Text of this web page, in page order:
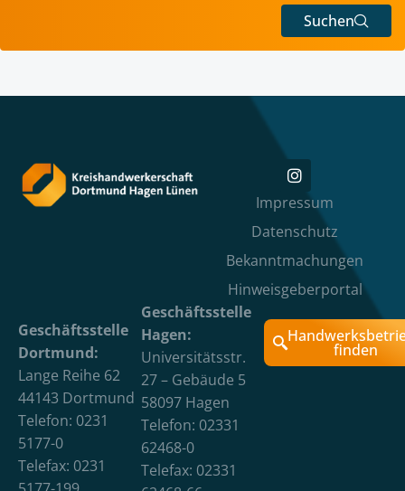
Suchen
Impressum
Datenschutz
Bekanntmachungen
Hinweisgeberportal
Geschäftsstelle
Dortmund:
Lange Reihe 62
44143 Dortmund
Telefon: 0231
5177-0
Telefax: 0231
Geschäftsstelle
Hagen:
Universitätsstr.
27 – Gebäude 5
58097 Hagen
Telefon: 02331
62468-0
Telefax: 02331
finden